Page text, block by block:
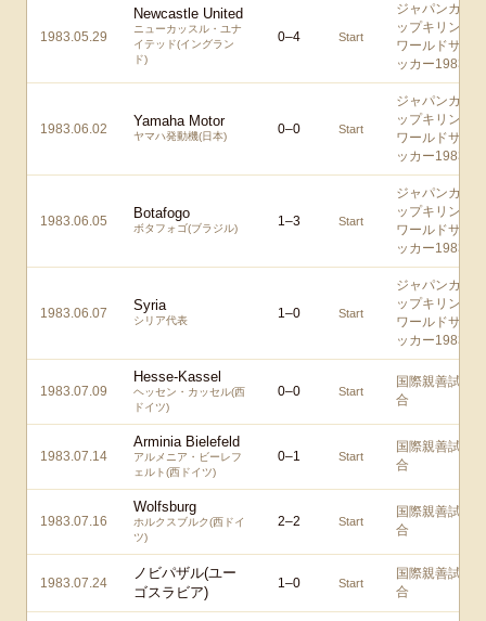
1983.05.29
Newcastle United
ニューカッスル・ユナ
イテッド(イングラン
ド)
0–4 Start
ジャパンカ
ップキリン
ワールドサ
ッカー1983
1983.06.02 Yamaha Motor
ヤマハ発動機(日本) 0–0 Start
ジャパンカ
ップキリン
ワールドサ
ッカー1983
1983.06.05 Botafogo
ボタフォゴ(ブラジル) 1–3 Start
ジャパンカ
ップキリン
ワールドサ
ッカー1983
1983.06.07 Syria
シリア代表 1–0 Start
ジャパンカ
ップキリン
ワールドサ
ッカー1983
1983.07.09
Hesse-Kassel
ヘッセン・カッセル(西
ドイツ)
0–0 Start
国際親善試
合
1983.07.14
Arminia Bielefeld
アルメニア・ビーレフ
ェルト(西ドイツ)
0–1 Start
国際親善試
合
1983.07.16
Wolfsburg
ホルクスブルク(西ドイ
ツ)
2–2 Start
国際親善試
合
1983.07.24
ノビパザル(ユー
ゴスラビア)
1–0 Start
国際親善試
合